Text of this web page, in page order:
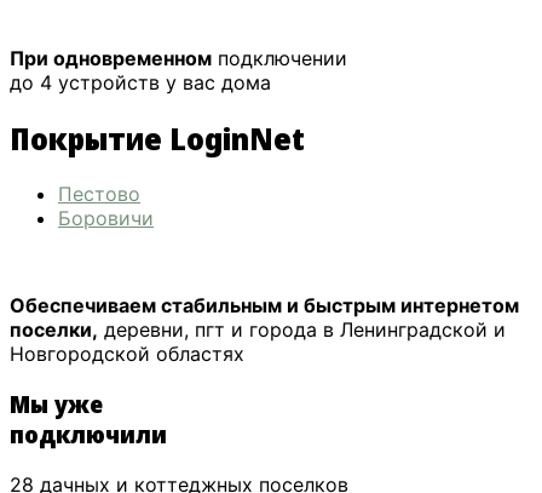
При одновременном подключении
до 4 устройств у вас дома
Покрытие LoginNet
Пестово
Боровичи
Обеспечиваем стабильным и быстрым интернетом
поселки, деревни, пгт и города в Ленинградской и
Новгородской областях
Мы уже
подключили
28 дачных и коттеджных поселков